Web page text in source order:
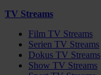
TV Streams
Film TV Streams
Serien TV Streams
Dokus TV Streams
Show TV Streams